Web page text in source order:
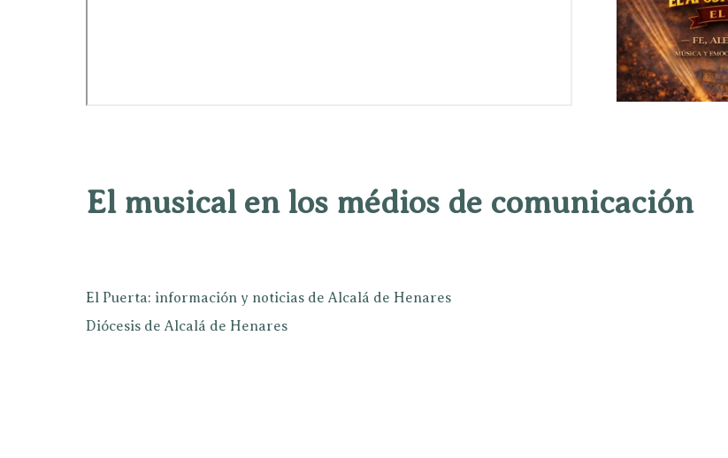
El musical en los médios de comunicación
El Puerta: información y noticias de Alcalá de Henares
Diócesis de Alcalá de Henares